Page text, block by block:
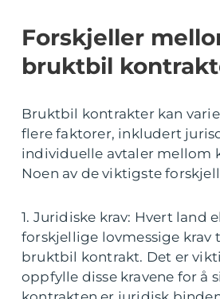
Forskjeller
bruktbil
Bruktbil kontrakter kan
flere faktorer, inkludert
individuelle avtaler mellom
Noen av de viktigste
1. Juridiske krav: Hvert land
forskjellige lovmessige krav
bruktbil kontrakt. Det er
oppfylle disse kravene for å